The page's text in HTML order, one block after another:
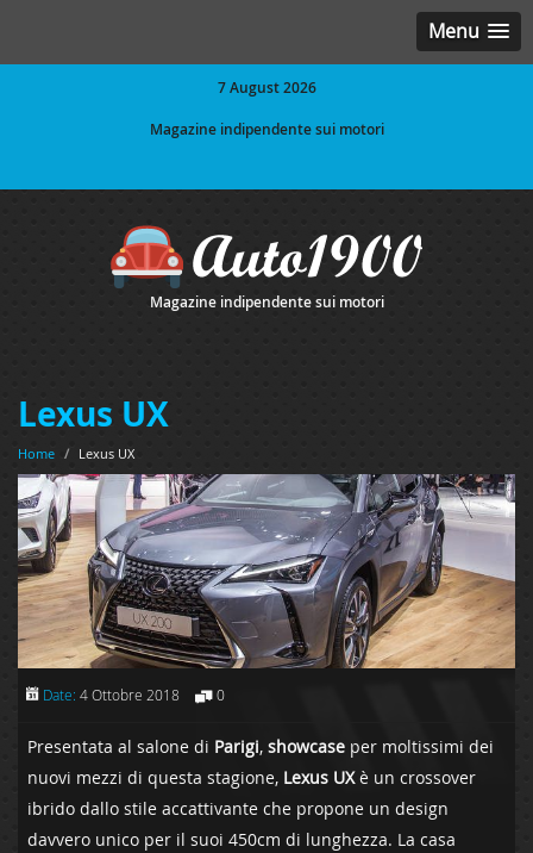
Menu
7 August 2026
Magazine indipendente sui motori
Magazine indipendente sui motori
Lexus UX
Home / Lexus UX
Date: 4 Ottobre 2018 0
Presentata al salone di Parigi, showcase per moltissimi dei
nuovi mezzi di questa stagione, Lexus UXè un crossover
ibrido dallo stile accattivante che propone un design
davvero unico per il suoi 450cm di lunghezza. La casa